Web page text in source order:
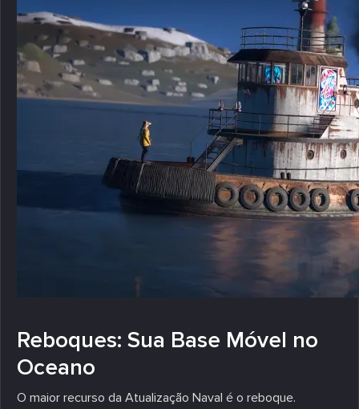
Reboques: Sua Base Móvel no
Oceano
O maior recurso da Atualização Naval é o reboque.